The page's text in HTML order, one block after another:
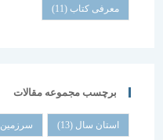
معرفی کتاب(11)
برچسب مجموعه مقالات
استان سال(13) سرزمین مادری(10)